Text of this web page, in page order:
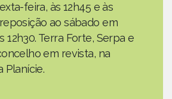
feira, às 12h45 e às
ao sábado em
12h30. Terra Forte, Serpa e
em revista, na
Planície.